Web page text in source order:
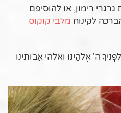
רימון, או להוסיפם
לקינוח מלבי קוקוס
ה' אֱלֹהֵינּו ואלהי אֲבֹותֵינּו